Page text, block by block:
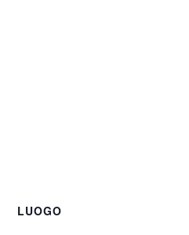
LUOGO